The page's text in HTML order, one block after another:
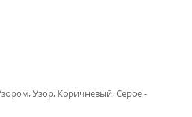
Узор, Коричневый, Серое -